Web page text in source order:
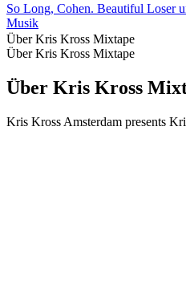
So Long, Cohen. Beautiful Loser
Musik
Über Kris Kross Mixtape
Über Kris Kross Mixtape
Über Kris Kross
Kris Kross Amsterdam presents